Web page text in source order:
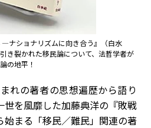
ナショナリズムに向き合う』（白水
き裂かれた移民論について、法哲学者が
の地平！
れの著者の思想遍歴から語り
を風靡した加藤典洋の『敗戦
始まる「移民／難民」関連の著